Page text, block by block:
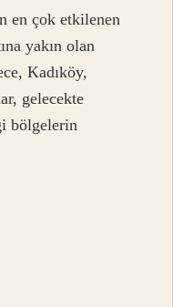
en çok etkilenen
yakın olan
Kadıköy,
gelecekte
bölgelerin